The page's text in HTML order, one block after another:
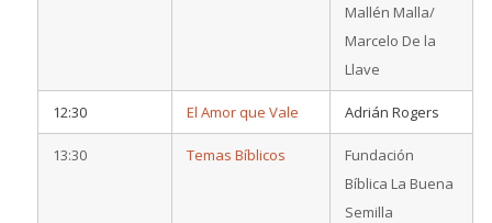
Mallén Malla/
Marcelo De la
Llave
12:30 El Amor que Vale Adrián Rogers
13:30 Temas Bíblicos
Fundación
Bíblica La Buena
Semilla